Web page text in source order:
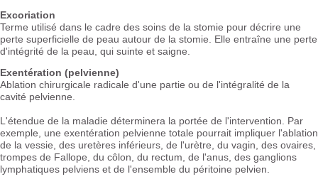
Excoriation
Terme utilisé dans le cadre des soins de la stomie pour décrire une
perte superficielle de peau autour de la stomie. Elle entraîne une perte
d'intégrité de la peau, qui suinte et saigne.
Exentération (pelvienne)
Ablation chirurgicale radicale d'une partie ou de l'intégralité de la
cavité pelvienne.
L'étendue de la maladie déterminera la portée de l'intervention. Par
exemple, une exentération pelvienne totale pourrait impliquer l'ablation
de la vessie, des uretères inférieurs, de l'urètre, du vagin, des ovaires,
trompes de Fallope, du côlon, du rectum, de l'anus, des ganglions
lymphatiques pelviens et de l'ensemble du péritoine pelvien.